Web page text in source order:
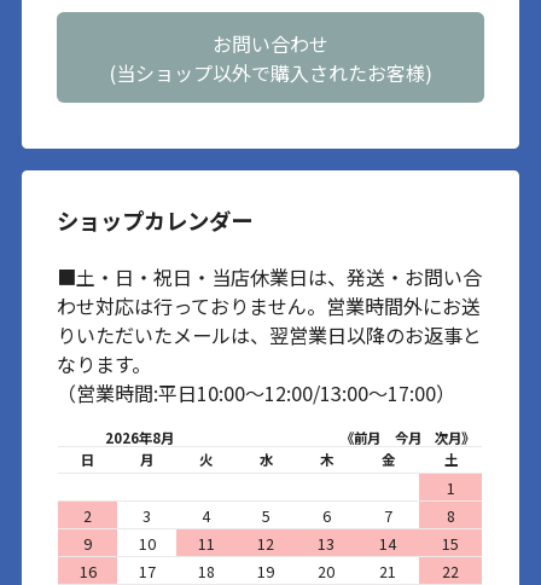
お問い合わせ
(当ショップ以外で購入されたお客様)
ショップカレンダー
■土・日・祝日・当店休業日は、発送・お問い合
わせ対応は行っておりません。営業時間外にお送
りいただいたメールは、翌営業日以降のお返事と
なります。
（営業時間:平日10:00～12:00/13:00～17:00）
2026年8月 《前月 今月
次月》
日
月 火 水 木 金 土
1
2
3 4 5 6 7
8
9
10 11 12 13 14
15
16
17 18 19 20 21 22